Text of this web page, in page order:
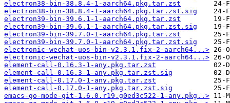
electron38-bin-38.8.4-1-aarch64.pkg.tar.zst
electron38-bin-38.8.4-1-aarch64.pkg.tar.zst.sig
electron39-bin-39.6.1-1-aarch64.pkg.tar.zst
electron39-bin-39.6.1-1-aarch64.pkg.tar.zst.sig
electron39-bin-39.7.0-1-aarch64.pkg.tar.zst
electron39-bin-39.7.0-1-aarch64.pkg.tar.zst.sig
electronic-wechat-uos-bin-v2.3.1.fix-2-aarch64...>
electronic-wechat-uos-bin-v2.3.1.fix-2-aarch64...>
element-call-0.16.3-1-any.pkg.tar.zst
element-call-0.16.3-1-any.pkg.tar.zst.sig
element-call-0.17.0-1-any.pkg.tar.zst
element-call-0.17.0-1-any.pkg.tar.zst.sig
emacs-go-mode-git-1.6.0.r19.g0ed3c522-1-any.pkg..>